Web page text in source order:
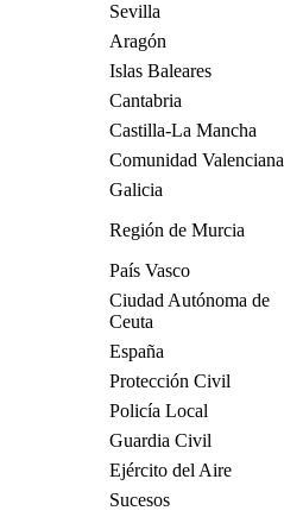
Sevilla
Aragón
Islas Baleares
Cantabria
Castilla-La Mancha
Comunidad Valenciana
Galicia
Región de Murcia
País Vasco
Ciudad Autónoma de
Ceuta
España
Protección Civil
Policía Local
Guardia Civil
Ejército del Aire
Sucesos